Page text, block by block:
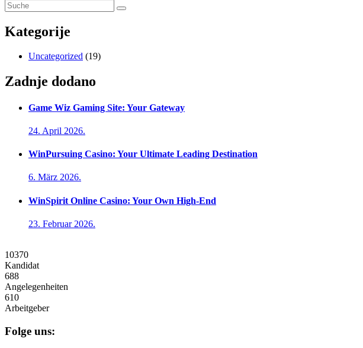
Kategorije
Uncategorized (19)
Zadnje dodano
Game Wiz Gaming Site: Your Gateway
24. April 2026.
WinPursuing Casino: Your Ultimate Leading Destination
6. März 2026.
WinSpirit Online Casino: Your Own High-End
23. Februar 2026.
10370
Kandidat
688
Angelegenheiten
610
Arbeitgeber
Folge uns: